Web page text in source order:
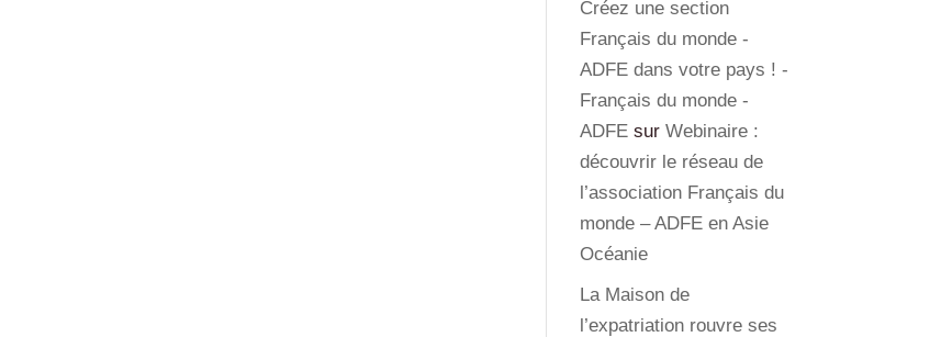
Créez une section
Français du monde -
ADFE dans votre pays ! -
Français du monde -
ADFE surWebinaire :
découvrir le réseau de
l’association Français du
monde – ADFE en Asie
Océanie
La Maison de
l’expatriation rouvre ses